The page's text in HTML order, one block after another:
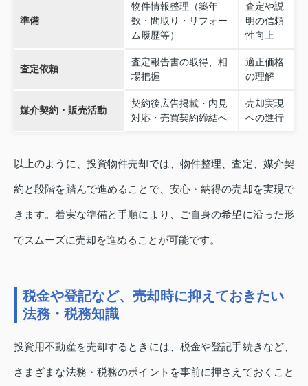
準備
物件情報整理（築年
数・間取り・リフォー
ム履歴等）
査定や説
明の信頼
性向上
査定依頼
査定報告書の取得、相
場把握
適正価格
の理解
媒介契約・販売活動
契約後広告掲載・内見
対応・売買契約締結へ
売却実現
への進行
以上のように、投資物件売却では、物件整理、査定、媒介契
約と段階を踏んで進めることで、安心・納得の売却を実現で
きます。着実な準備と手順により、ご自身の希望に沿った形
でスムーズに売却を進めることが可能です。
税金や登記など、売却時に抑えておきたい
法務・税務知識
投資用不動産を売却するときには、税金や登記手続きなど、
さまざまな法務・税務のポイントを事前に押さえておくこと